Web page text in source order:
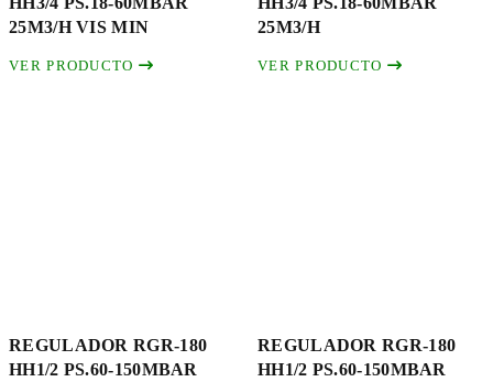
25M3/H VIS MIN
VER PRODUCTO
25M3/H
VER PRODUCTO
REGULADOR RGR-180
HH1/2 PS.60-150MBAR
REGULADOR RGR-180
HH1/2 PS.60-150MBAR